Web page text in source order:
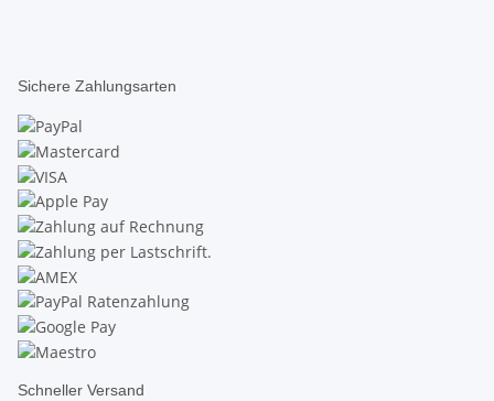
Sichere Zahlungsarten
Schneller Versand